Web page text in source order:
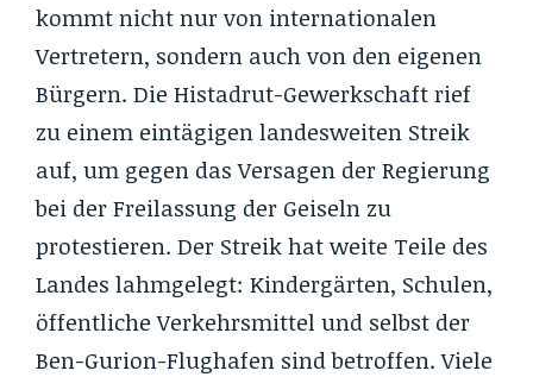
kommt nicht nur von internationalen
Vertretern, sondern auch von den eigenen
Bürgern. Die Histadrut-Gewerkschaft rief
zu einem eintägigen landesweiten Streik
auf, um gegen das Versagen der Regierung
bei der Freilassung der Geiseln zu
protestieren. Der Streik hat weite Teile des
Landes lahmgelegt: Kindergärten, Schulen,
öffentliche Verkehrsmittel und selbst der
Ben-Gurion-Flughafen sind betroffen. Viele